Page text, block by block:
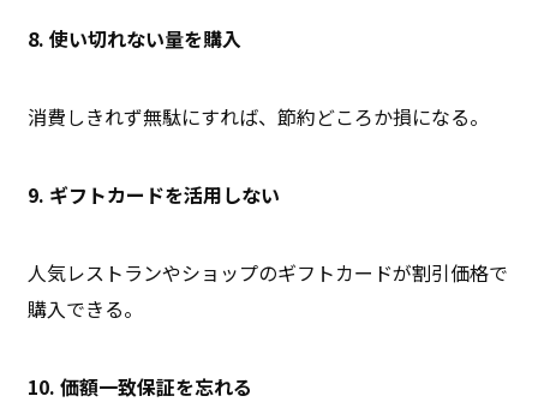
8. 使い切れない量を購入
消費しきれず無駄にすれば、節約どころか損になる。
9. ギフトカードを活用しない
人気レストランやショップのギフトカードが割引価格で
購入できる。
10. 価額一致保証を忘れる